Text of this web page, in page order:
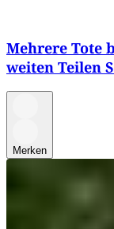
Mehrere Tote
weiten Teilen
Merken